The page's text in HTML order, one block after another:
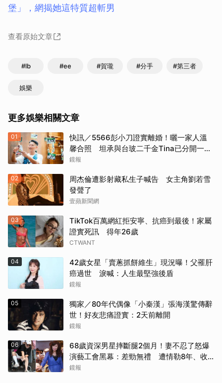
堡」，網揭她這特質超斬男
查看原始文章
#lb #ee #賀瓏 #分手 #第三者
娛樂
更多娛樂相關文章
01
快訊／5566彭小刀證實離婚！曬一家人溫
馨合照 坦承與台玻二千金Tina已分開一段
時間
鏡報
02
周杰倫遭影射藏私生子喊告 女主角劉若雪
發聲了
壹蘋新聞網
03
TikTok百萬網紅拒安寧、抗癌到最後！家屬
證實死訊 得年26歲
CTWANT
04
42歲女星「賣蔥抓餅維生」現況曝！父罹肝
癌過世 淚喊：人生最堅強後盾
鏡報
05
獨家／80年代偶像「小秦漢」張海漢驚傳辭
世！好友悲痛證實：2天前離開
鏡報
06
68歲資深男星摔斷腿2個月！妻不忍了怒爆
演藝工會黑幕：差勁無禮 遭情勒8年、收
二手探病禮
鏡報